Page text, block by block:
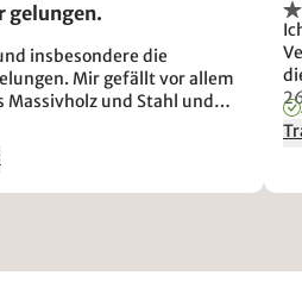
gelungen.
insbesondere die
Mir gefällt vor allem
Massivholz und Stahl und
für das Produkt